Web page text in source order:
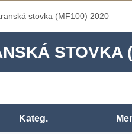
stovka (MF100) 2020
STOVKA
Kateg.